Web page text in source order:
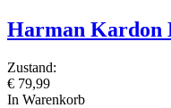
Harman Kardon
Zustand:
€ 79,99
In Warenkorb